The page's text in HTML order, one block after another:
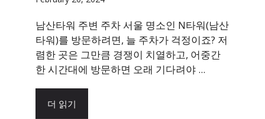
남산타워 주변 주차 서울 명소인 N타워(남산
타워)를 방문하려면, 늘 주차가 걱정이죠? 저
렴한 곳은 그만큼 경쟁이 치열하고, 어중간
한 시간대에 방문하면 오래 기다려야 ...
더 읽기